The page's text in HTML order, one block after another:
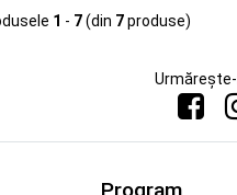
1 - 7(din 7produse)